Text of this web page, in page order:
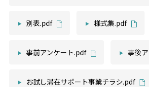
別表.pdf 様式集.pdf
事前アンケート.pdf 事後
お試し滞在サポート事業チラシ.pdf